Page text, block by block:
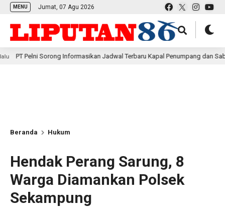
MENU Jumat, 07 Agu 2026
Sorong Informasikan Jadwal Terbaru Kapal Penumpang dan Sabuk
Beranda Hukum
Hendak Perang Sarung, 8
Warga Diamankan Polsek
Sekampung